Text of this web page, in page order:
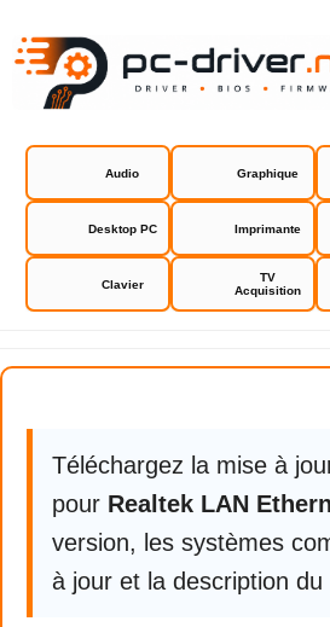
Audio Graphique
Desktop PC Imprimante
Clavier
TV
Acquisition
Realtek
Téléchargez la mise à
pour Realtek LAN
version, les systèmes
à jour et la description du